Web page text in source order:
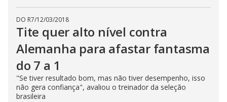
DO R7/12/03/2018
Tite quer alto nível contra
Alemanha para afastar fantasma
do 7 a 1
"Se tiver resultado bom, mas não tiver desempenho, isso
não gera confiança", avaliou o treinador da seleção
brasileira